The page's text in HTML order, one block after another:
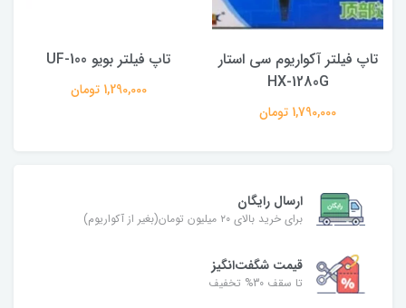
تاپ فیلتر آکواریوم سی استار
HX-1280G
1,790,000 تومان
تاپ فیلتر بویو UF-100
1,290,000 تومان
ارسال رایگان
برای خرید بالای ۲۰ میلیون تومان(بغیر از آکواریوم)
قیمت شگفت‌انگیز
تا سقف 30% تخفیف